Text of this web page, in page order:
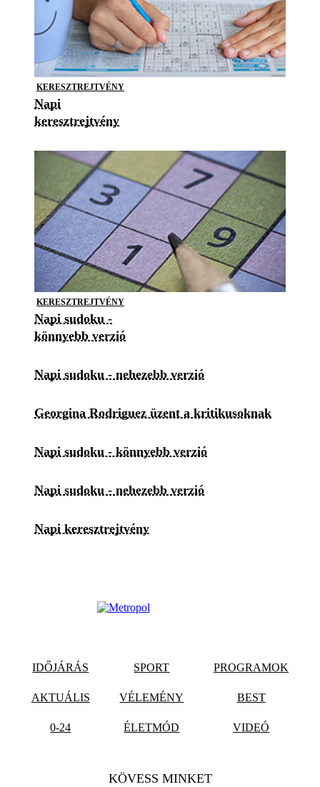
KERESZTREJTVÉNY
Napi
keresztrejtvény
KERESZTREJTVÉNY
Napi sudoku -
könnyebb verzió
Napi sudoku - nehezebb verzió
Georgina Rodriguez üzent a kritikusoknak
Napi sudoku - könnyebb verzió
Napi sudoku - nehezebb verzió
Napi keresztrejtvény
IDŐJÁRÁS SPORT PROGRAMOK
AKTUÁLIS VÉLEMÉNY BEST
0-24 ÉLETMÓD VIDEÓ
KÖVESS MINKET